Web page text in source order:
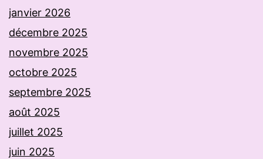
janvier 2026
décembre 2025
novembre 2025
octobre 2025
septembre 2025
août 2025
juillet 2025
juin 2025